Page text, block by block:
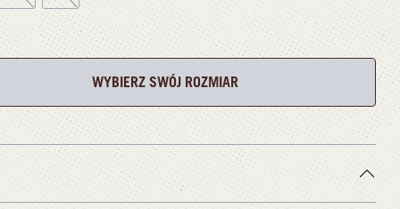
WYBIERZ SWÓJ ROZMIAR